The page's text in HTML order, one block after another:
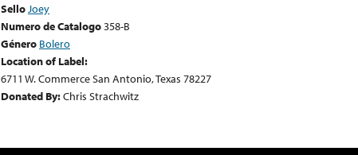
SelloJoey
Numero de Catalogo358-B
Género Bolero
Location of Label:
6711 W. Commerce San Antonio, Texas 78227
Donated By:Chris Strachwitz